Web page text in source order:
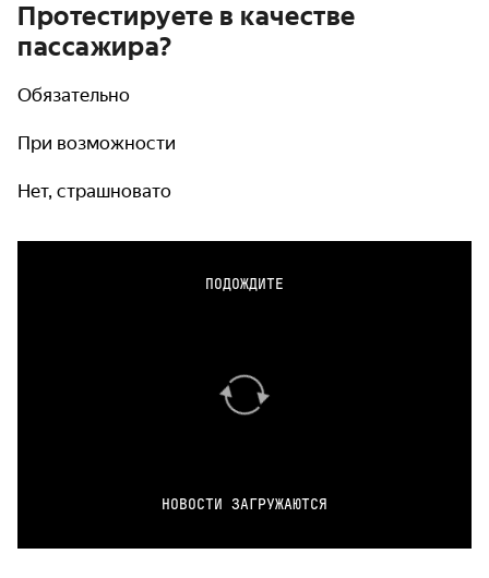
Протестируете в качестве
пассажира?
Обязательно
При возможности
Нет, страшновато
ПОДОЖДИТЕ
НОВОСТИ ЗАГРУЖАЮТСЯ